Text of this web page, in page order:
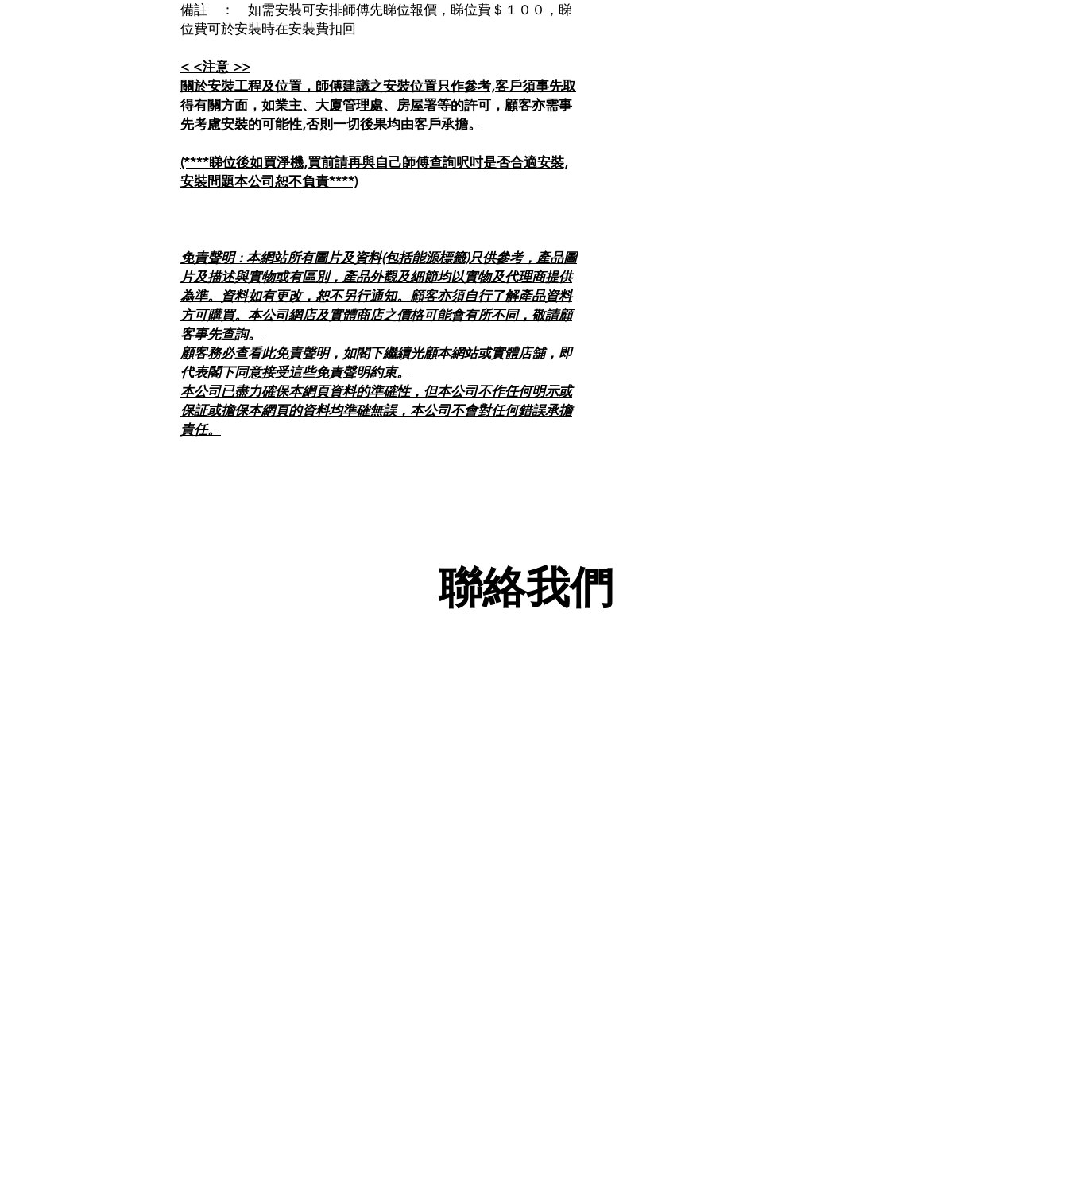
備註 ： 如需安裝可安排師傅先睇位報價，睇位費＄１００，睇
位費可於安裝時在安裝費扣回
< <注意 >>
關於安裝工程及位置，師傅建議之安裝位置只作參考,客戶須事先取
得有關方面，如業主、大廈管理處、房屋署等的許可，顧客亦需事
先考慮安裝的可能性,否則一切後果均由客戶承擔。
(****睇位後如買淨機,買前請再與自己師傅查詢呎吋是否合適安裝,
安裝問題本公司恕不負責****)
免責聲明 : 本網站所有圖片及資料(包括能源標籤)只供參考，產品圖
片及描述與實物或有區別，產品外觀及細節均以實物及代理商提供
為準。資料如有更改，恕不另行通知。顧客亦須自行了解產品資料
方可購買。本公司網店及實體商店之價格可能會有所不同，敬請顧
客事先查詢。
顧客務必查看此免責聲明，如閣下繼續光顧本網站或實體店舖，即
代表閣下同意接受這些免責聲明約束。
本公司已盡力確保本網頁資料的準確性，但本公司不作任何明示或
保証或擔保本網頁的資料均準確無誤，本公司不會對任何錯誤承擔
責任。
聯絡我們